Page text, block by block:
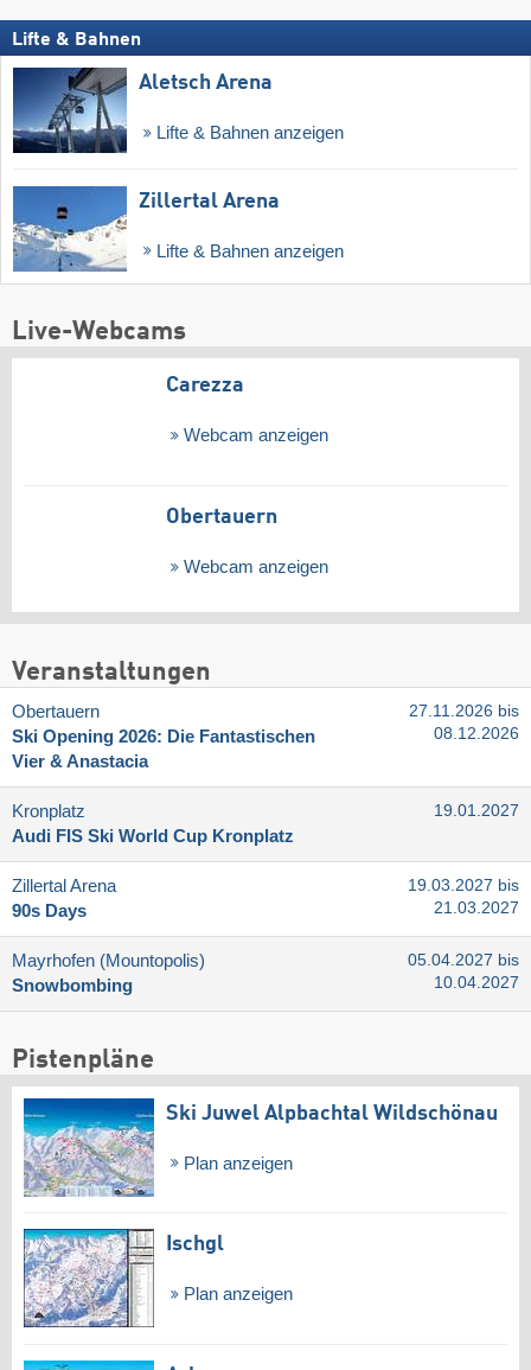
Lifte & Bahnen
Aletsch Arena
Lifte & Bahnen anzeigen
Zillertal Arena
Lifte & Bahnen anzeigen
Live-Webcams
Carezza
Webcam anzeigen
Obertauern
Webcam anzeigen
Veranstaltungen
Obertauern
Ski Opening 2026: Die Fantastischen
Vier & Anastacia
27.11.2026 bis
08.12.2026
Kronplatz
Audi FIS Ski World Cup Kronplatz
19.01.2027
Zillertal Arena
90s Days
19.03.2027 bis
21.03.2027
Mayrhofen (Mountopolis)
Snowbombing
05.04.2027 bis
10.04.2027
Pistenpläne
Ski Juwel Alpbachtal Wildschönau
Plan anzeigen
Ischgl
Plan anzeigen